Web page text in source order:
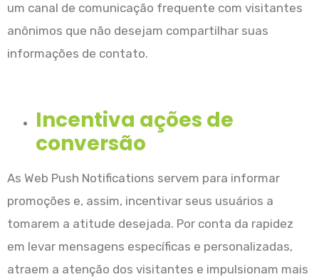
um canal de comunicação frequente com visitantes
anônimos que não desejam compartilhar suas
informações de contato.
Incentiva ações de
conversão
As Web Push Notifications servem para informar
promoções e, assim, incentivar seus usuários a
tomarem a atitude desejada. Por conta da rapidez
em levar mensagens específicas e personalizadas,
atraem a atenção dos visitantes e impulsionam mais